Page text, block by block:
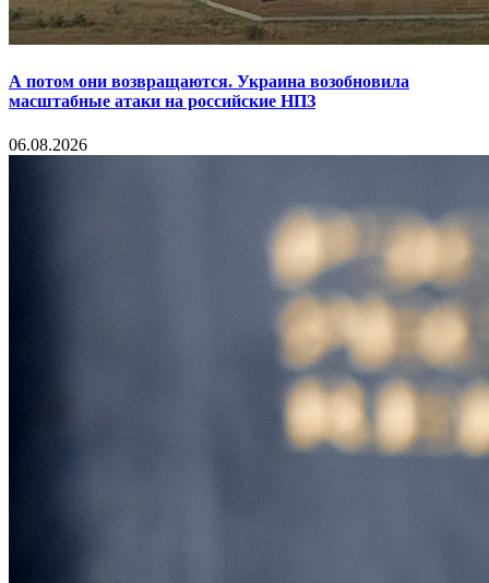
А потом они возвращаются. Украина возобновила
масштабные атаки на российские НПЗ
06.08.2026